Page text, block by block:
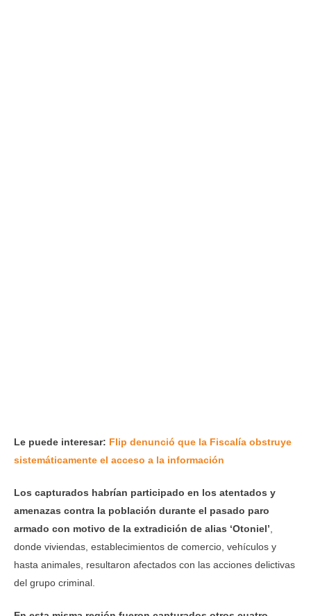
Le puede interesar: Flip denunció que la Fiscalía obstruye
sistemáticamente el acceso a la información
Los capturados habrían participado en los atentados y
amenazas contra la población durante el pasado paro
armado con motivo de la extradición de alias ‘Otoniel’
donde viviendas, establecimientos de comercio, vehículos y
hasta animales, resultaron afectados con las acciones delictivas
del grupo criminal.